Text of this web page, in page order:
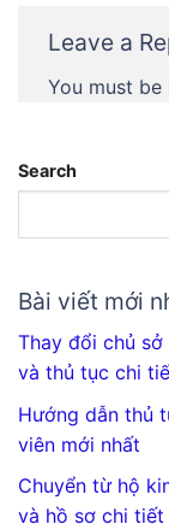
Leave a
You must be
Search
Bài viết mới
Thay đổi chủ
và thủ tục chi
Hướng dẫn thủ
viên mới nhất
Chuyển từ hộ
và hồ sơ chi tiết